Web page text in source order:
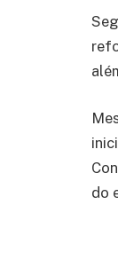
do